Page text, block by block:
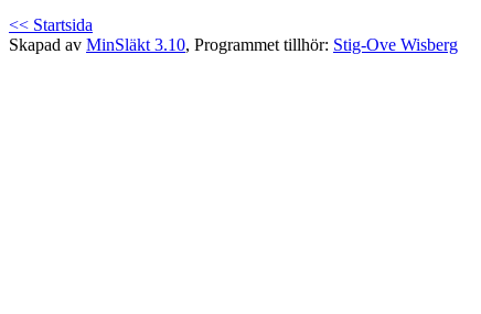
<< Startsida
Skapad av MinSläkt 3.10, Programmet tillhör: Stig-Ove Wisberg